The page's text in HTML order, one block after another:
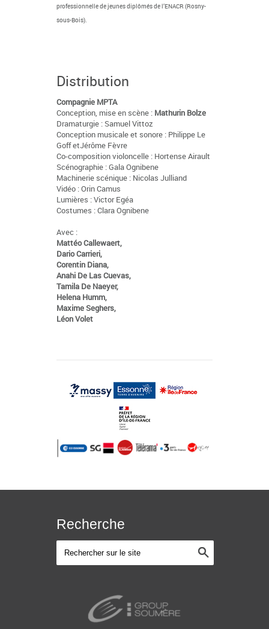
professionnelle de jeunes diplômés de l’ENACR (Rosny-
sous-Bois).
Distribution
Compagnie MPTA
Conception, mise en scène : Mathurin Bolze
Dramaturgie : Samuel Vittoz
Conception musicale et sonore : Philippe Le
Goff etJérôme Fèvre
Co-composition violoncelle : Hortense Airault
Scénographie : Gala Ognibene
Machinerie scénique : Nicolas Julliand
Vidéo : Orin Camus
Lumières : Victor Egéa
Costumes : Clara Ognibene
Avec :
Mattéo Callewaert,
Dario Carrieri,
Corentin Diana,
Anahi De Las Cuevas,
Tamila De Naeyer,
Helena Humm,
Maxime Seghers,
Léon Volet
Recherche